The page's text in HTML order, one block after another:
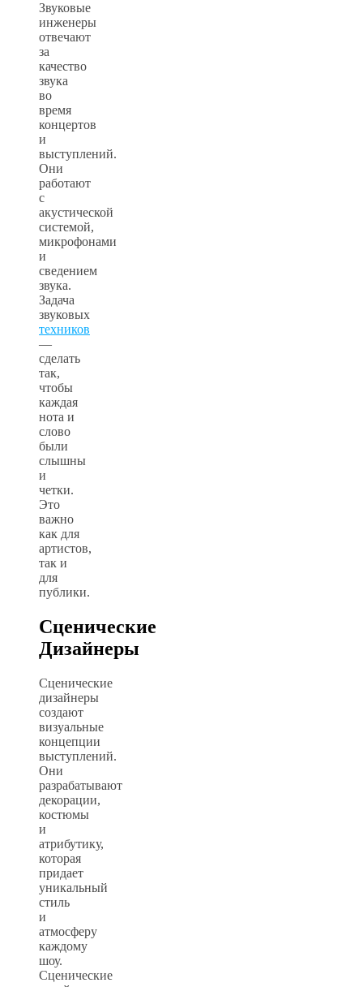
Звуковые
инженеры
отвечают
за
качество
звука
во
время
концертов
и
выступлений.
Они
работают
с
акустической
системой,
микрофонами
и
сведением
звука.
Задача
звуковых
техников
—
сделать
так,
чтобы
каждая
нота и
слово
были
слышны
и
четки.
Это
важно
как для
артистов,
так и
для
публики.
Сценические
Дизайнеры
Сценические
дизайнеры
создают
визуальные
концепции
выступлений.
Они
разрабатывают
декорации,
костюмы
и
атрибутику,
которая
придает
уникальный
стиль
и
атмосферу
каждому
шоу.
Сценические